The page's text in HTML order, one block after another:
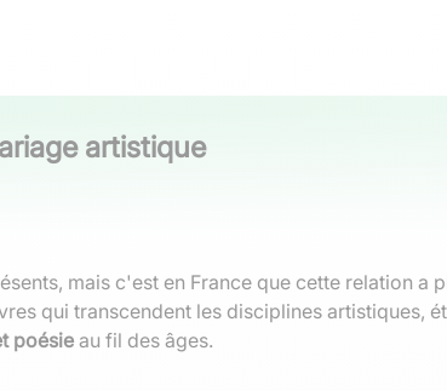
artistique
mais c'est en France que cette relation a
qui transcendent les disciplines artistiques,
poésie au fil des âges.